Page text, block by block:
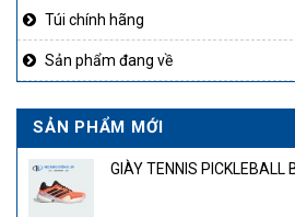
Túi chính hãng
Sản phẩm đang về
SẢN PHẨM MỚI
GIÀY TENNIS